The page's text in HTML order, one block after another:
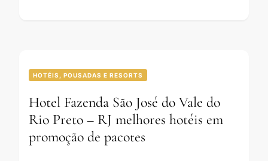
HOTÉIS, POUSADAS E RESORTS
Hotel Fazenda São José do Vale do
Rio Preto – RJ melhores hotéis em
promoção de pacotes